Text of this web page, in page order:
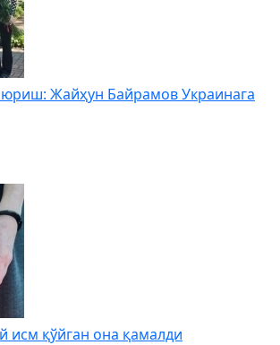
Жайҳун Байрамов Украинага
исм қўйган она қамалди